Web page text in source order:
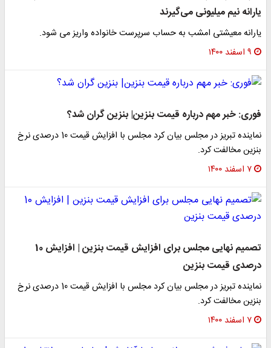
یارانه نیم میلیونی می‌گیرند
یارانه معیشتی امشب به حساب سرپرست خانواده واریز می شود.
۹ اسفند ۱۴۰۰
فوری: خبر مهم درباره قیمت بنزین| بنزین گران شد؟
نماینده تبریز در مجلس بیان کرد مجلس با افزایش قیمت 10 درصدی نرخ
بنزین مخالفت کرد.
۷ اسفند ۱۴۰۰
تصمیم نهایی مجلس برای افزایش قیمت بنزین | افزایش 10
درصدی قیمت بنزین
نماینده تبریز در مجلس بیان کرد مجلس با افزایش قیمت 10 درصدی نرخ
بنزین مخالفت کرد.
۷ اسفند ۱۴۰۰